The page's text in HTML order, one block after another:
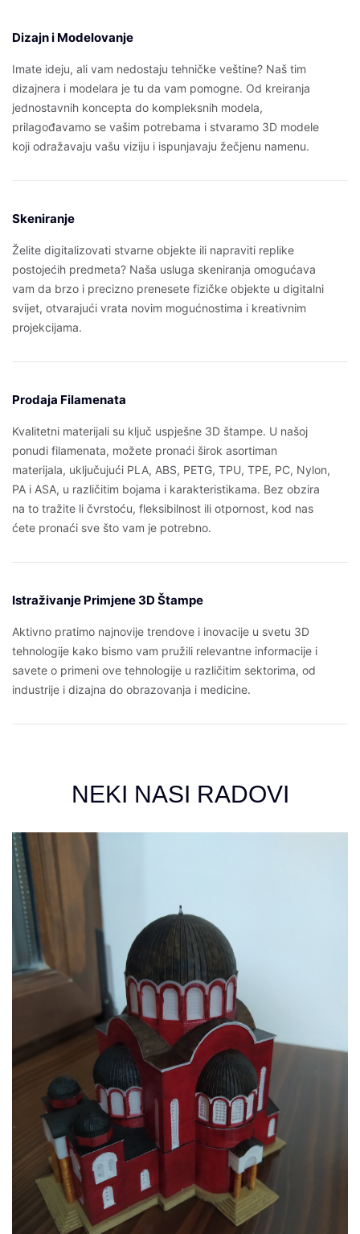
Dizajn i Modelovanje
Imate ideju, ali vam nedostaju tehničke veštine? Naš tim
dizajnera i modelara je tu da vam pomogne. Od kreiranja
jednostavnih koncepta do kompleksnih modela,
prilagođavamo se vašim potrebama i stvaramo 3D modele
koji odražavaju vašu viziju i ispunjavaju žečjenu namenu.
Skeniranje
Želite digitalizovati stvarne objekte ili napraviti replike
postojećih predmeta? Naša usluga skeniranja omogućava
vam da brzo i precizno prenesete fizičke objekte u digitalni
svijet, otvarajući vrata novim mogućnostima i kreativnim
projekcijama.
Prodaja Filamenata
Kvalitetni materijali su ključ uspješne 3D štampe. U našoj
ponudi filamenata, možete pronaći širok asortiman
materijala, uključujući PLA, ABS, PETG, TPU, TPE, PC, Nylon,
PA i ASA, u različitim bojama i karakteristikama. Bez obzira
na to tražite li čvrstoću, fleksibilnost ili otpornost, kod nas
ćete pronaći sve što vam je potrebno.
Istraživanje Primjene 3D Štampe
Aktivno pratimo najnovije trendove i inovacije u svetu 3D
tehnologije kako bismo vam pružili relevantne informacije i
savete o primeni ove tehnologije u različitim sektorima, od
industrije i dizajna do obrazovanja i medicine.
NEKI NASI RADOVI